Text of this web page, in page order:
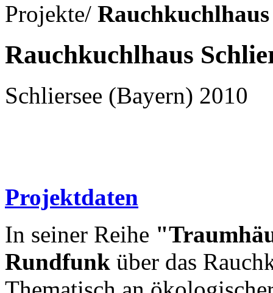
Projekte/ Rauchkuchlhaus
Rauchkuchlhaus
Schliersee (Bayern) 2010
Projektdaten
In seiner Reihe
Rundfunk über das